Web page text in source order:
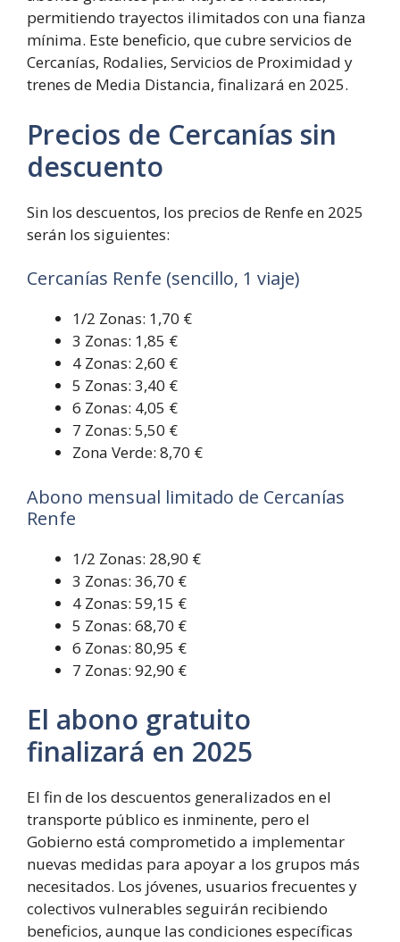
permitiendo trayectos ilimitados con una fianza
mínima. Este beneficio, que cubre servicios de
Cercanías, Rodalies, Servicios de Proximidad y
trenes de Media Distancia, finalizará en 2025.
Precios de Cercanías sin
descuento
Sin los descuentos, los precios de Renfe en 2025
serán los siguientes:
Cercanías Renfe (sencillo, 1 viaje)
1/2 Zonas: 1,70 €
3 Zonas: 1,85 €
4 Zonas: 2,60 €
5 Zonas: 3,40 €
6 Zonas: 4,05 €
7 Zonas: 5,50 €
Zona Verde: 8,70 €
Abono mensual limitado de Cercanías
Renfe
1/2 Zonas: 28,90 €
3 Zonas: 36,70 €
4 Zonas: 59,15 €
5 Zonas: 68,70 €
6 Zonas: 80,95 €
7 Zonas: 92,90 €
El abono gratuito
finalizará en 2025
El fin de los descuentos generalizados en el
transporte público es inminente, pero el
Gobierno está comprometido a implementar
nuevas medidas para apoyar a los grupos más
necesitados. Los jóvenes, usuarios frecuentes y
colectivos vulnerables seguirán recibiendo
beneficios, aunque las condiciones específicas